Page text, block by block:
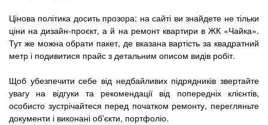
Цінова політика досить прозора: на сайті ви знайдете не тільки
ціни на дизайн-проєкт, а й на ремонт квартири в ЖК «Чайка».
Тут же можна обрати пакет, де вказана вартість за квадратний
метр і подивитися прайс з детальним описом видів робіт.
Щоб убезпечити себе від недбайливих підрядників звертайте
увагу на відгуки та рекомендації від попередніх клієнтів,
особисто зустрічайтеся перед початком ремонту, перегляньте
документи і виконані об'єкти, портфоліо.